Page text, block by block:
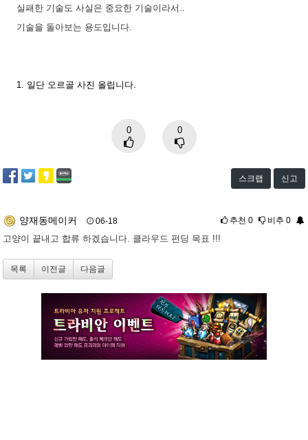
실패한 기술도 사실은 중요한 기술이라서..
기술을 돌아보는 용도입니다.
1. 일단 오르골 사진 올립니다.
0 0
스크랩 신고
양재동메이커 06-18 추천0 비추0
고양이 끝내고 합류 하겠습니다. 클라우드 펀딩 목표 !!!
목록 이전글 다음글